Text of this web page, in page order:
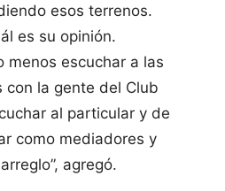
esos terrenos.
es su opinión.
menos escuchar a las
con la gente del Club
al particular y de
como mediadores y
agregó.